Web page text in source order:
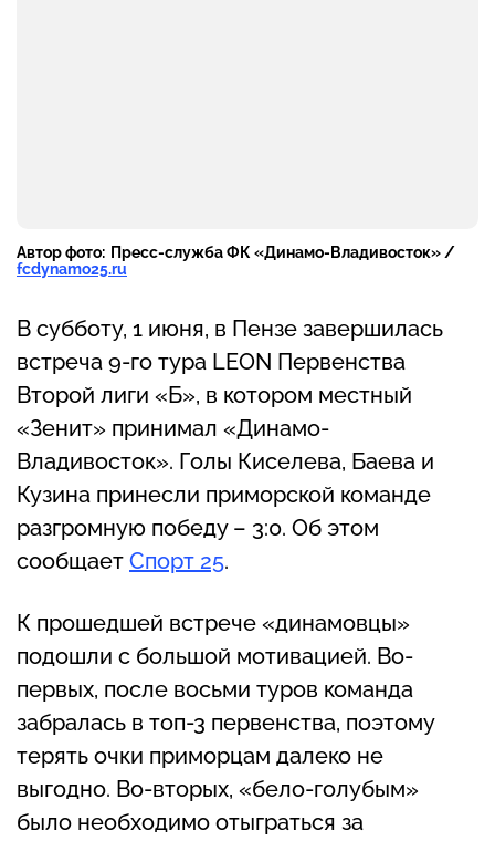
Автор фото: Пресс-служба ФК «Динамо-Владивосток» /
fcdynamo25.ru
В субботу, 1 июня, в Пензе завершилась
встреча 9-го тура LEON Первенства
Второй лиги «Б», в котором местный
«Зенит» принимал «Динамо-
Владивосток». Голы Киселева, Баева и
Кузина принесли приморской команде
разгромную победу – 3:0. Об этом
сообщает Спорт 25.
К прошедшей встрече «динамовцы»
подошли с большой мотивацией. Во-
первых, после восьми туров команда
забралась в топ-3 первенства, поэтому
терять очки приморцам далеко не
выгодно. Во-вторых, «бело-голубым»
было необходимо отыграться за